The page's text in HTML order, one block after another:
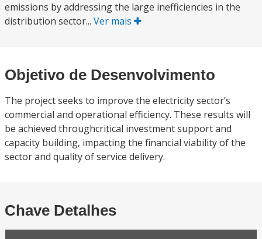
emissions by addressing the large inefficiencies in the
distribution sector... Ver mais
Objetivo de Desenvolvimento
The project seeks to improve the electricity sector’s
commercial and operational efficiency. These results will
be achieved throughcritical investment support and
capacity building, impacting the financial viability of the
sector and quality of service delivery.
Chave Detalhes